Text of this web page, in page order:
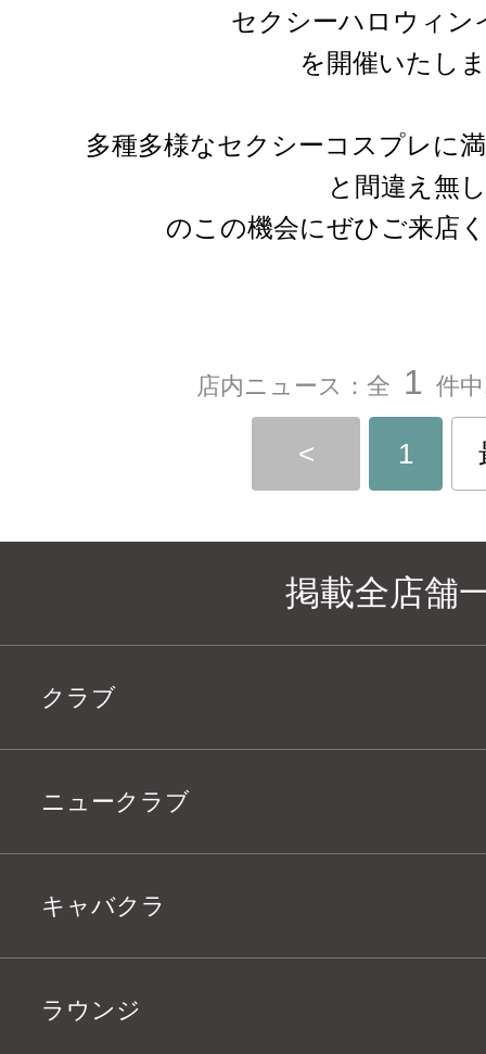
セクシーハロウィン
を開催いたし
多種多様なセクシーコスプレに
と間違え無し
のこの機会にぜひご来店
店内ニュース：全 1 件
< 1
掲載全店舗
クラブ
ニュークラブ
キャバクラ
ラウンジ